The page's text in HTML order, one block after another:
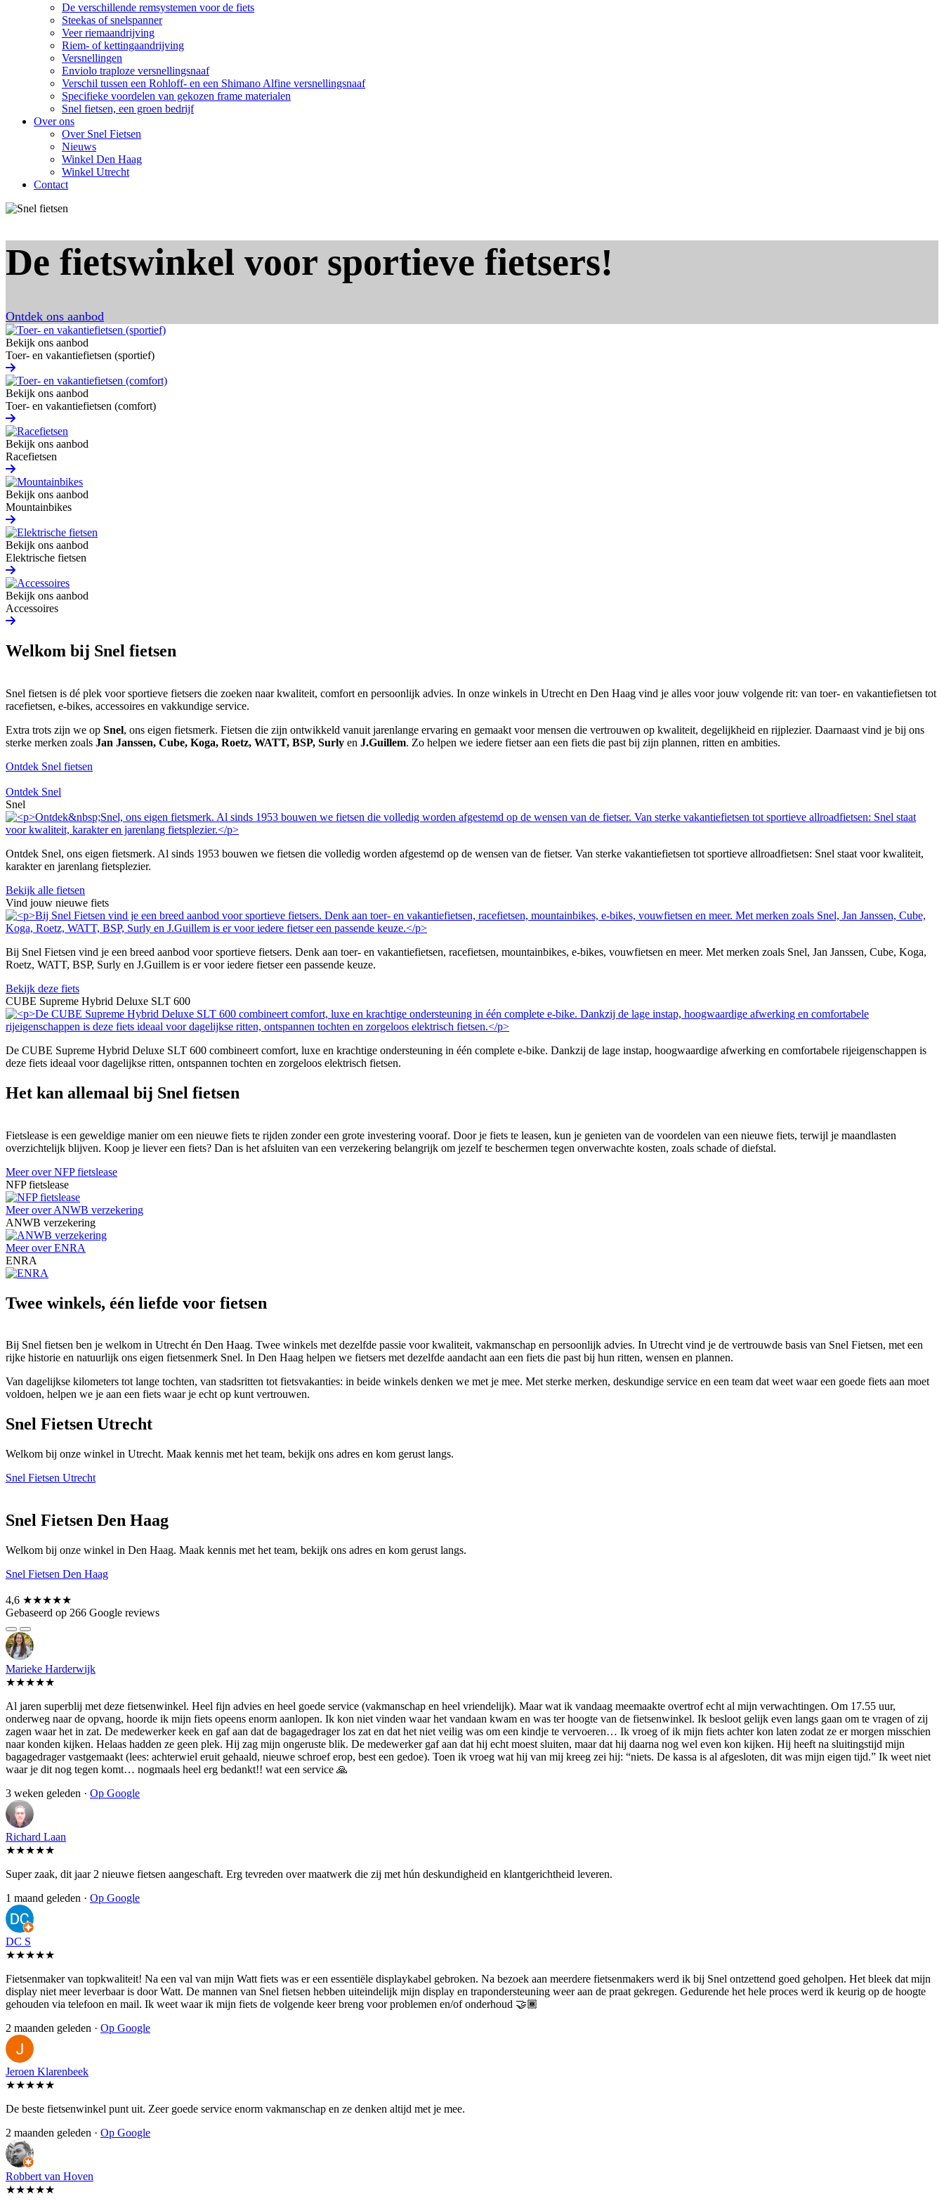
De verschillende remsystemen voor de fiets
Steekas of snelspanner
Veer riemaandrijving
Riem- of kettingaandrijving
Versnellingen
Enviolo traploze versnellingsnaaf
Verschil tussen een Rohloff- en een Shimano Alfine versnellingsnaaf
Specifieke voordelen van gekozen frame materialen
Snel fietsen, een groen bedrijf
Over ons
Over Snel Fietsen
Nieuws
Winkel Den Haag
Winkel Utrecht
Contact
De fietswinkel voor sportieve fietsers!
Ontdek ons aanbod
Bekijk ons aanbod
Toer- en vakantiefietsen (sportief)
Bekijk ons aanbod
Toer- en vakantiefietsen (comfort)
Bekijk ons aanbod
Racefietsen
Bekijk ons aanbod
Mountainbikes
Bekijk ons aanbod
Elektrische fietsen
Bekijk ons aanbod
Accessoires
Welkom bij Snel fietsen
Snel fietsen is dé plek voor sportieve fietsers die zoeken naar kwaliteit, comfort en persoonlijk advies. In onze winkels in Utrecht en Den Haag vind je alles voor jouw volgende rit: van toer- en vakantiefietsen tot
racefietsen, e-bikes, accessoires en vakkundige service.
Extra trots zijn we op Snel, ons eigen fietsmerk. Fietsen die zijn ontwikkeld vanuit jarenlange ervaring en gemaakt voor mensen die vertrouwen op kwaliteit, degelijkheid en rijplezier. Daarnaast vind je bij ons
sterke merken zoals Jan Janssen, Cube, Koga, Roetz, WATT, BSP, Surly en J.Guillem. Zo helpen we iedere fietser aan een fiets die past bij zijn plannen, ritten en ambities.
Ontdek Snel fietsen
Ontdek Snel
Snel
Ontdek Snel, ons eigen fietsmerk. Al sinds 1953 bouwen we fietsen die volledig worden afgestemd op de wensen van de fietser. Van sterke vakantiefietsen tot sportieve allroadfietsen: Snel staat voor kwaliteit,
karakter en jarenlang fietsplezier.
Bekijk alle fietsen
Vind jouw nieuwe fiets
Bij Snel Fietsen vind je een breed aanbod voor sportieve fietsers. Denk aan toer- en vakantiefietsen, racefietsen, mountainbikes, e-bikes, vouwfietsen en meer. Met merken zoals Snel, Jan Janssen, Cube, Koga,
Roetz, WATT, BSP, Surly en J.Guillem is er voor iedere fietser een passende keuze.
Bekijk deze fiets
CUBE Supreme Hybrid Deluxe SLT 600
De CUBE Supreme Hybrid Deluxe SLT 600 combineert comfort, luxe en krachtige ondersteuning in één complete e-bike. Dankzij de lage instap, hoogwaardige afwerking en comfortabele rijeigenschappen is
deze fiets ideaal voor dagelijkse ritten, ontspannen tochten en zorgeloos elektrisch fietsen.
Het kan allemaal bij Snel fietsen
Fietslease is een geweldige manier om een nieuwe fiets te rijden zonder een grote investering vooraf. Door je fiets te leasen, kun je genieten van de voordelen van een nieuwe fiets, terwijl je maandlasten
overzichtelijk blijven. Koop je liever een fiets? Dan is het afsluiten van een verzekering belangrijk om jezelf te beschermen tegen onverwachte kosten, zoals schade of diefstal.
Meer over NFP fietslease
NFP fietslease
Meer over ANWB verzekering
ANWB verzekering
Meer over ENRA
ENRA
Twee winkels, één liefde voor fietsen
Bij Snel fietsen ben je welkom in Utrecht én Den Haag. Twee winkels met dezelfde passie voor kwaliteit, vakmanschap en persoonlijk advies. In Utrecht vind je de vertrouwde basis van Snel Fietsen, met een
rijke historie en natuurlijk ons eigen fietsenmerk Snel. In Den Haag helpen we fietsers met dezelfde aandacht aan een fiets die past bij hun ritten, wensen en plannen.
Van dagelijkse kilometers tot lange tochten, van stadsritten tot fietsvakanties: in beide winkels denken we met je mee. Met sterke merken, deskundige service en een team dat weet waar een goede fiets aan moet
voldoen, helpen we je aan een fiets waar je echt op kunt vertrouwen.
Snel Fietsen Utrecht
Welkom bij onze winkel in Utrecht. Maak kennis met het team, bekijk ons adres en kom gerust langs.
Snel Fietsen Utrecht
Snel Fietsen Den Haag
Welkom bij onze winkel in Den Haag. Maak kennis met het team, bekijk ons adres en kom gerust langs.
Snel Fietsen Den Haag
4,6 ★★★★★
Gebaseerd op 266 Google reviews
Marieke Harderwijk
★★★★★
Al jaren superblij met deze fietsenwinkel. Heel fijn advies en heel goede service (vakmanschap en heel vriendelijk). Maar wat ik vandaag meemaakte overtrof echt al mijn verwachtingen. Om 17.55 uur,
onderweg naar de opvang, hoorde ik mijn fiets opeens enorm aanlopen. Ik kon niet vinden waar het vandaan kwam en was ter hoogte van de fietsenwinkel. Ik besloot gelijk even langs gaan om te vragen of zij
zagen waar het in zat. De medewerker keek en gaf aan dat de bagagedrager los zat en dat het niet veilig was om een kindje te vervoeren… Ik vroeg of ik mijn fiets achter kon laten zodat ze er morgen misschien
naar konden kijken. Helaas hadden ze geen plek. Hij zag mijn ongeruste blik. De medewerker gaf aan dat hij echt moest sluiten, maar dat hij daarna nog wel even kon kijken. Hij heeft na sluitingstijd mijn
bagagedrager vastgemaakt (lees: achterwiel eruit gehaald, nieuwe schroef erop, best een gedoe). Toen ik vroeg wat hij van mij kreeg zei hij: “niets. De kassa is al afgesloten, dit was mijn eigen tijd.” Ik weet niet
waar je dit nog tegen komt… nogmaals heel erg bedankt!! wat een service 🙏
3 weken geleden · Op Google
Richard Laan
★★★★★
Super zaak, dit jaar 2 nieuwe fietsen aangeschaft. Erg tevreden over maatwerk die zij met hún deskundigheid en klantgerichtheid leveren.
1 maand geleden · Op Google
DC S
★★★★★
Fietsenmaker van topkwaliteit! Na een val van mijn Watt fiets was er een essentiële displaykabel gebroken. Na bezoek aan meerdere fietsenmakers werd ik bij Snel ontzettend goed geholpen. Het bleek dat mijn
display niet meer leverbaar is door Watt. De mannen van Snel fietsen hebben uiteindelijk mijn display en trapondersteuning weer aan de praat gekregen. Gedurende het hele proces werd ik keurig op de hoogte
gehouden via telefoon en mail. Ik weet waar ik mijn fiets de volgende keer breng voor problemen en/of onderhoud 🤝🏾
2 maanden geleden · Op Google
Jeroen Klarenbeek
★★★★★
De beste fietsenwinkel punt uit. Zeer goede service enorm vakmanschap en ze denken altijd met je mee.
2 maanden geleden · Op Google
Robbert van Hoven
★★★★★